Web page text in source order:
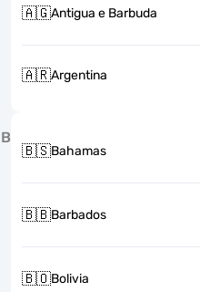
🇦🇬Antigua e Barbuda
🇦🇷Argentina
B
🇧🇸Bahamas
🇧🇧Barbados
🇧🇴Bolivia